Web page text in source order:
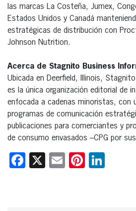
las marcas La Costeña, Jumex,
Estados Unidos y Canadá
estratégicas de distribución con
Johnson Nutrition.
Acerca de Stagnito Business
Ubicada en Deerfield, Illinois,
es la única organización editorial de
enfocada a cadenas minoristas, con
programas de comunicación
publicaciones para comerciantes y
de consumo envasados –CPG por
Facebook
X EmailPinterest